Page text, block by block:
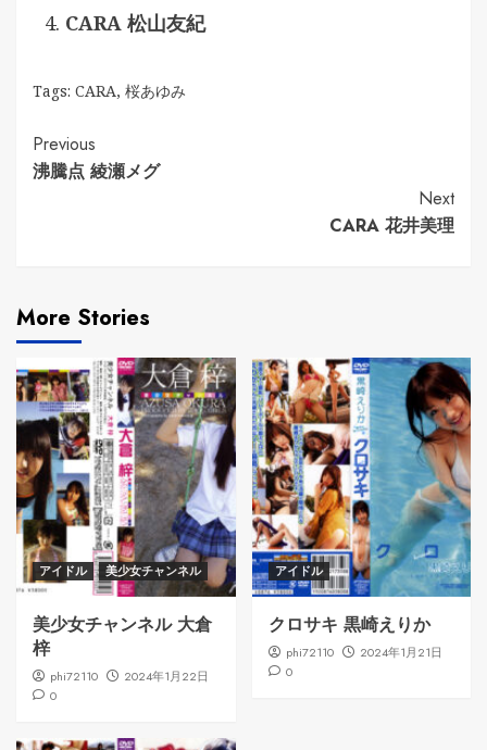
CARA 松山友紀
Tags: CARA, 桜あゆみ
Continue
Reading
Previous
沸騰点 綾瀬メグ
Next
CARA 花井美理
More Stories
アイドル 美少女チャンネル
美少女チャンネル 大倉
梓
phi72110
2024年1月22日
0
アイドル
クロサキ 黒崎えりか
phi72110
2024年1月21日
0